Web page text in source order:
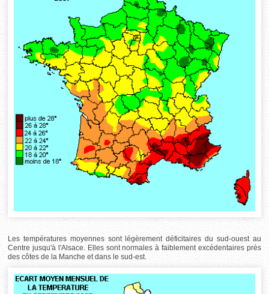
Les températures moyennes sont légèrement déficitaires du sud-ouest au
Centre jusqu'à l'Alsace. Elles sont normales à faiblement excédentaires près
des côtes de la Manche et dans le sud-est.